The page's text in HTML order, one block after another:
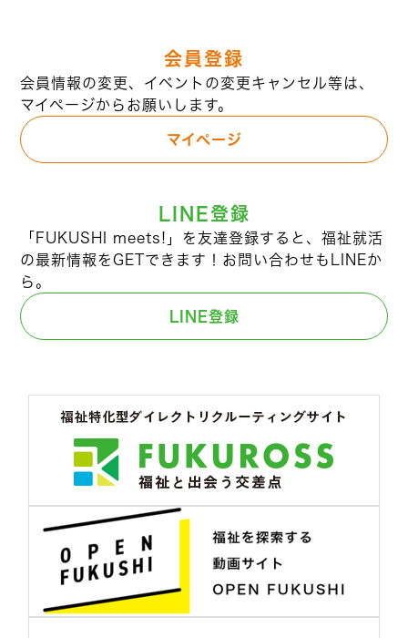
会員登録
会員情報の変更、イベントの変更キャンセル等は、
マイページからお願いします。
マイページ
LINE登録
「FUKUSHI meets!」を友達登録すると、福祉就活
の最新情報をGETできます！お問い合わせもLINEか
ら。
LINE登録